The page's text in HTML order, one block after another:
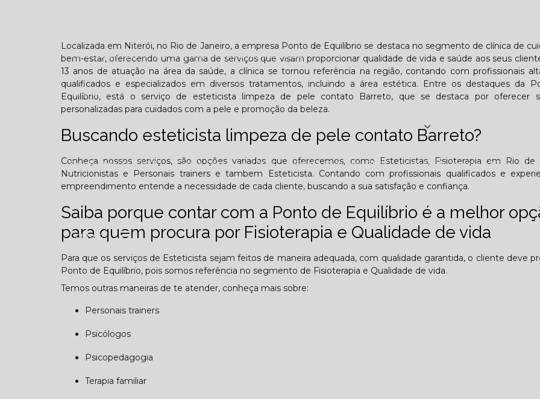
Você sabe o que é TOD (Transtorno opositivo desafiador)?
Galeria
Jornal PE
Edição Agosto - 2025 Edição Setembro - 2025 Edição Outubro - 2025 Edição Novembro - 2025
Contato
Localizada em Niterói, no Rio de Janeiro, a empresa Ponto de Equilíbrio se destaca no segmento de clínica de
bem-estar, oferecendo uma gama de serviços que visam proporcionar qualidade de vida e saúde aos seus
13 anos de atuação na área da saúde, a clínica se tornou referência na região, contando com profissionais
qualificados e especializados em diversos tratamentos, incluindo a área estética. Entre os destaques da
Equilíbrio, está o serviço de esteticista limpeza de pele contato Barreto, que se destaca por oferecer
personalizadas para cuidados com a pele e promoção da beleza.
Buscando esteticista limpeza de pele contato Barreto?
Conheça nossos serviços, são opções variadas que oferecemos, como Esteticistas, Fisioterapia em Rio de
Nutricionistas e Personais trainers e tambem Esteticista. Contando com profissionais qualificados e
empreendimento entende a necessidade de cada cliente, buscando a sua satisfação e confiança.
Saiba porque contar com a Ponto de Equilíbrio é a melhor
para quem procura por Fisioterapia e Qualidade de vida
Para que os serviços de Esteticista sejam feitos de maneira adequada, com qualidade garantida, o cliente deve
Ponto de Equilíbrio, pois somos referência no segmento de Fisioterapia e Qualidade de vida.
Temos outras maneiras de te atender, conheça mais sobre:
Personais trainers
Psicólogos
Psicopedagogia
Terapia familiar